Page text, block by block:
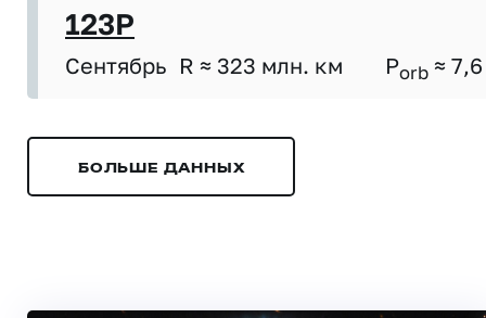
123P
Сентябрь R ≈ 323 млн. км Porb ≈ 7,6
БОЛЬШЕ ДАННЫХ